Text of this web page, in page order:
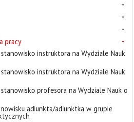
pracy
instruktora na Wydziale Nauk
instruktora na Wydziale Nauk
profesora na Wydziale Nauk o
adiunkta/adiunktka w grupie